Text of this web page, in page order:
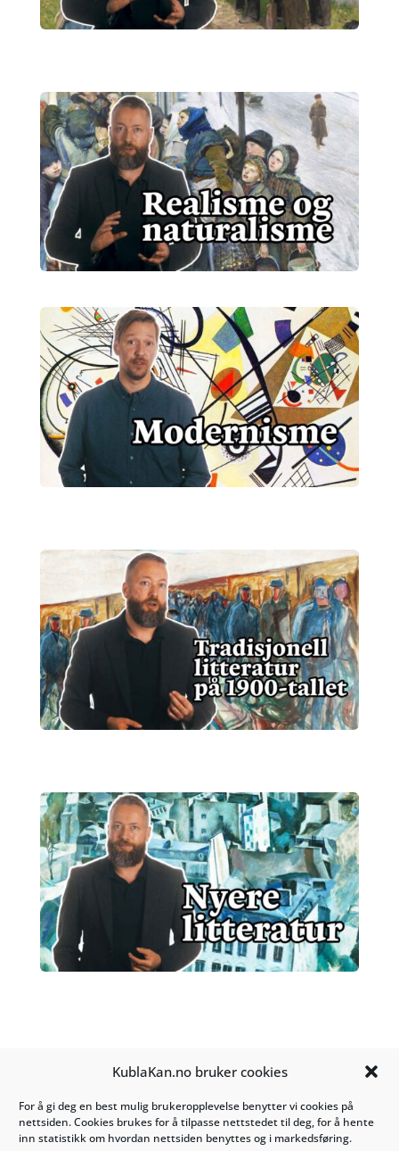
KublaKan.no bruker cookies
For å gi deg en best mulig brukeropplevelse benytter vi cookies på
nettsiden. Cookies brukes for å tilpasse nettstedet til deg, for å hente
inn statistikk om hvordan nettsiden benyttes og i markedsføring.
Kontakt oss påpost@kublakan.no
Tosletta 10
1453 Bjørnemyr